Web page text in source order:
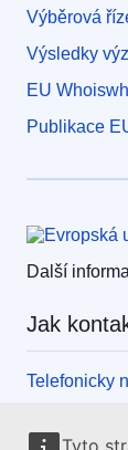
Tyto
Výběrová
Výsledky
EU
Publikace
Další
Jak
Telefonicky